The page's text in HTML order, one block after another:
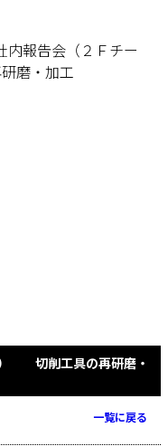
内報告会（２Ｆチー
磨・加工
） 切削工具の再研磨・
一覧に戻る